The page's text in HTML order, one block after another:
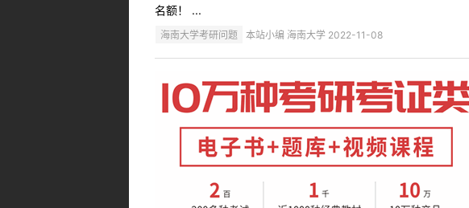
名额！ ...
海南大学考研问题 本站小编 海南大学 2022-11-08